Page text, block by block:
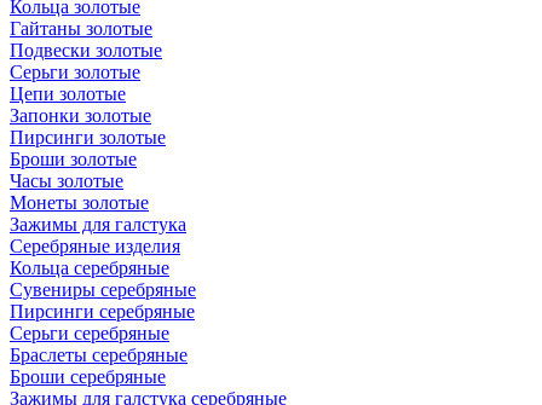
Кольца золотые
Гайтаны золотые
Подвески золотые
Серьги золотые
Цепи золотые
Запонки золотые
Пирсинги золотые
Броши золотые
Часы золотые
Монеты золотые
Зажимы для галстука
Серебряные изделия
Кольца серебряные
Сувениры серебряные
Пирсинги серебряные
Серьги серебряные
Браслеты серебряные
Броши серебряные
Зажимы для галстука серебряные